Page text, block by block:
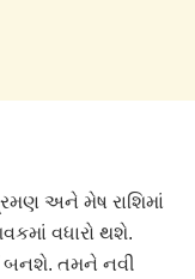
અને મેષ રાશિમાં
વધારો થશે.
બનશે. તમને નવી